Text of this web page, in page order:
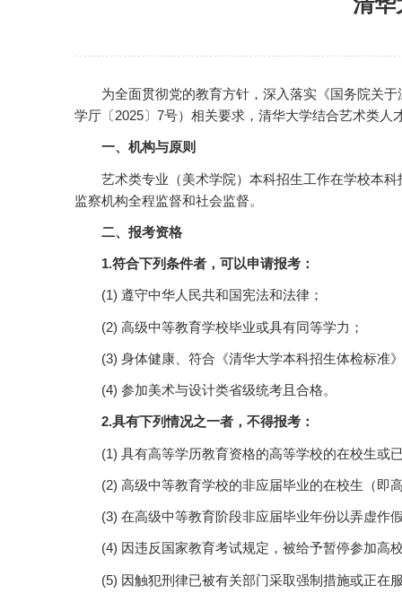
为全面贯彻党的教育方针，深入落实《国务院关
学厅〔2025〕7号）相关要求，清华大学结合艺术类人
一、机构与原则
艺术类专业（美术学院）本科招生工作在学校本
监察机构全程监督和社会监督。
二、报考资格
1.符合下列条件者 ，可以申请报考：
(1) 遵守中华人民共和国宪法和法律；
(2) 高级中等教育学校毕业或具有同等学力；
(3) 身体健康、符合《清华大学本科招生体检标准
(4) 参加美术与设计类省级统考且合格。
2.具有下列情况之一者，不得报考：
(1) 具有高等学历教育资格的高等学校的在校生或
(2) 高级中等教育学校的非应届毕业的在校生（即
(3) 在高级中等教育阶段非应届毕业年份以弄虚作
(4) 因违反国家教育考试规定，被给予暂停参加高
(5) 因触犯刑律已被有关部门采取强制措施或正在